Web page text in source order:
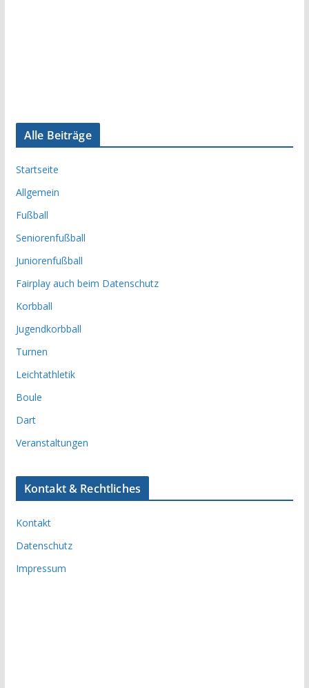
Alle Beiträge
Startseite
Allgemein
Fußball
Seniorenfußball
Juniorenfußball
Fairplay auch beim Datenschutz
Korbball
Jugendkorbball
Turnen
Leichtathletik
Boule
Dart
Veranstaltungen
Kontakt & Rechtliches
Kontakt
Datenschutz
Impressum